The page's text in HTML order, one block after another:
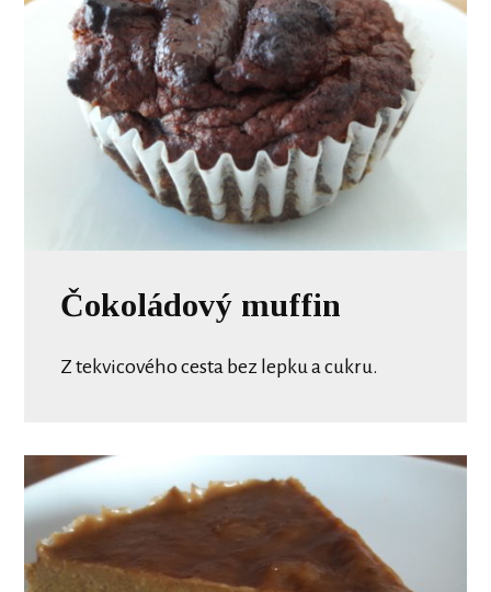
Čokoládový muffin
Z tekvicového cesta bez lepku a cukru.